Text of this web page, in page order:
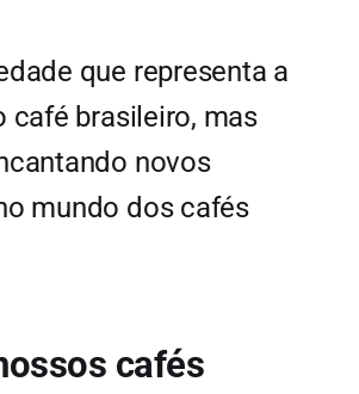
que representa a
café brasileiro, mas
novos
mundo dos cafés
cafés